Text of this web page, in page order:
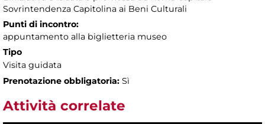
Sovrintendenza Capitolina ai Beni Culturali
Punti di incontro:
appuntamento alla biglietteria museo
Tipo
Visita guidata
Prenotazione obbligatoria: Sì
Attività correlate